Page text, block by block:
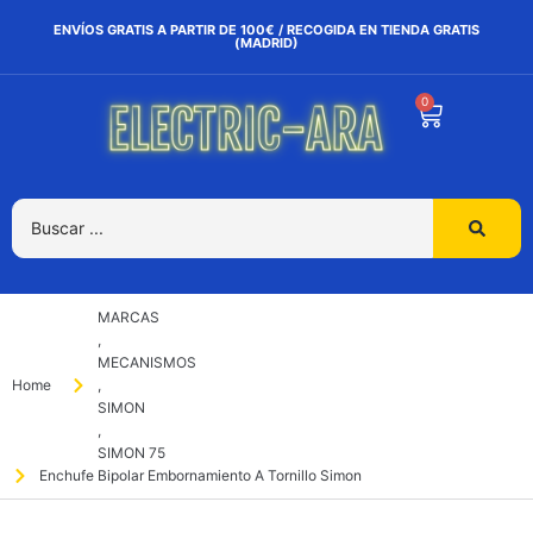
ENVÍOS GRATIS A PARTIR DE 100€ / RECOGIDA EN TIENDA GRATIS
(MADRID)
0
Home
MARCAS
,
MECANISMOS
,
SIMON
,
SIMON 75
Enchufe Bipolar Embornamiento A Tornillo Simon